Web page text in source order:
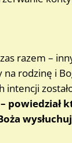
razem –
rodzinę i
intencji
powiedział